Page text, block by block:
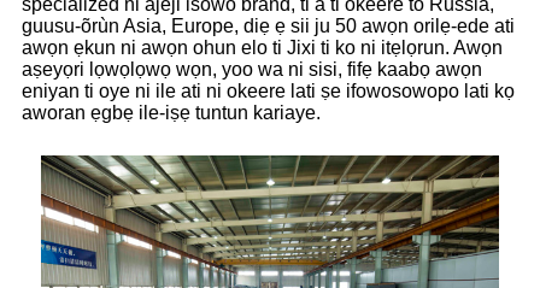
guusu-õrùn Asia, Europe, diẹ ẹ sii ju 50 awọn orilẹ-ede ati
awọn ẹkun ni awọn ohun elo ti Jixi ti ko ni itẹlọrun. Awọn
aṣeyọri lọwọlọwọ wọn, yoo wa ni sisi, fifẹ kaabọ awọn
eniyan ti oye ni ile ati ni okeere lati ṣe ifowosowopo lati kọ
aworan ẹgbẹ ile-iṣẹ tuntun kariaye.